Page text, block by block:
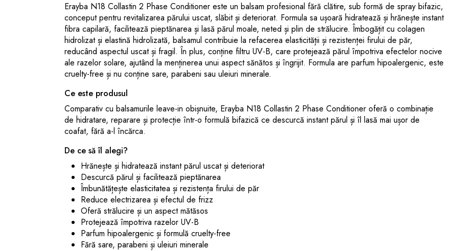
Erayba N18 Collastin 2 Phase Conditioner este un balsam profesional fără clătire, sub formă de spray bifazic,
conceput pentru revitalizarea părului uscat, slăbit și deteriorat. Formula sa ușoară hidratează și hrănește instant
fibra capilară, facilitează pieptănarea și lasă părul moale, neted și plin de strălucire. Îmbogățit cu colagen
hidrolizat și elastină hidrolizată, balsamul contribuie la refacerea elasticității și rezistenței firului de păr,
reducând aspectul uscat și fragil. În plus, conține filtru UV-B, care protejează părul împotriva efectelor nocive
ale razelor solare, ajutând la menținerea unui aspect sănătos și îngrijit. Formula are parfum hipoalergenic, este
cruelty-free și nu conține sare, parabeni sau uleiuri minerale.
Ce este produsul
Comparativ cu balsamurile leave-in obișnuite, Erayba N18 Collastin 2 Phase Conditioner oferă o combinație
de hidratare, reparare și protecție într-o formulă bifazică ce descurcă instant părul și îl lasă mai ușor de
coafat, fără a-l încărca.
De ce să îl alegi?
Hrănește și hidratează instant părul uscat și deteriorat
Descurcă părul și facilitează pieptănarea
Îmbunătățește elasticitatea și rezistența firului de păr
Reduce electrizarea și efectul de frizz
Oferă strălucire și un aspect mătăsos
Protejează împotriva razelor UV-B
Parfum hipoalergenic și formulă cruelty-free
Fără sare, parabeni și uleiuri minerale